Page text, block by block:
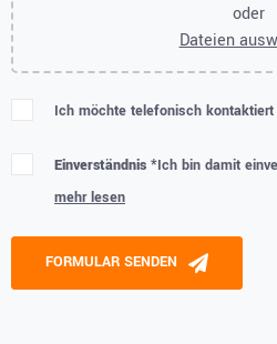
oder
Dateien
Ich möchte telefonisch kontaktiert
Einverständnis *Ich bin damit
mehr lesen
Please leave this field empty.
FORMULAR SENDEN